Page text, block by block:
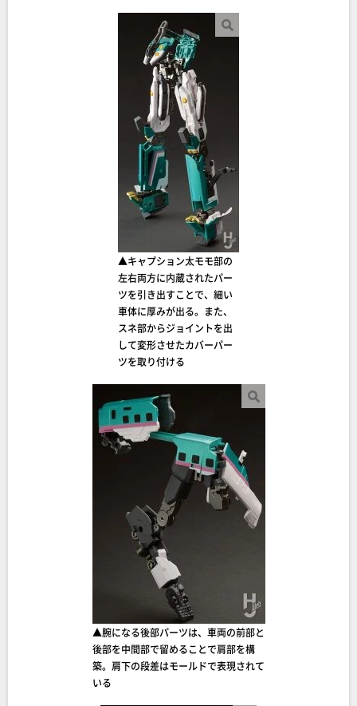
▲キャプション太モモ部の
左右両方に内蔵されたパー
ツを引き出すことで、細い
車体に厚みが出る。また、
スネ部からジョイントを出
して変形させたカバーパー
ツを取り付ける
▲腕になる後部パーツは、車両の前部と
後部を中間部で留めることで肩部を構
築。肩下の段差はモールドで表現されて
いる